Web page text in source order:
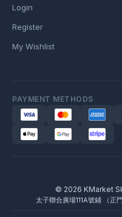
Login
Register
My Wishlist
PAYMENT METHODS
© 2026 KMarket
太子聯合廣場111A號鋪 （正